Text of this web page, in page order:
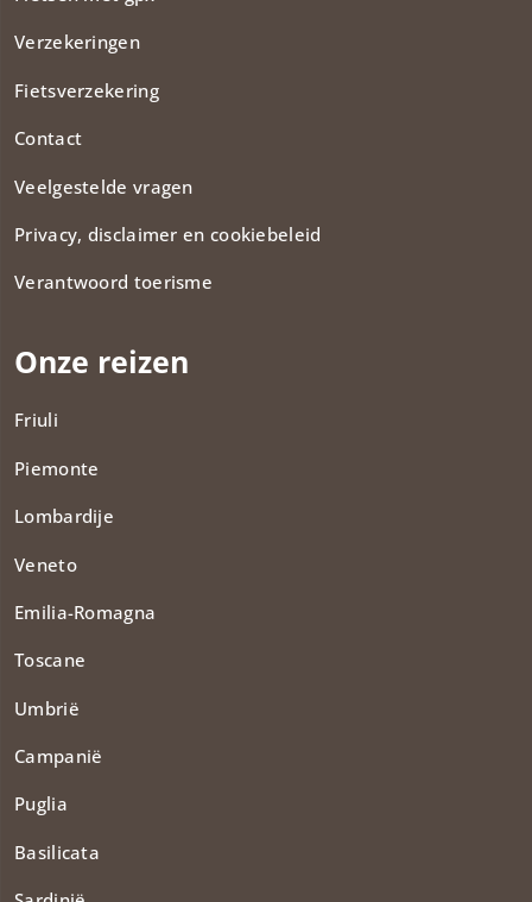
Verzekeringen
Fietsverzekering
Contact
Veelgestelde vragen
Privacy, disclaimer en cookiebeleid
Verantwoord toerisme
Onze reizen
Friuli
Piemonte
Lombardije
Veneto
Emilia-Romagna
Toscane
Umbrië
Campanië
Puglia
Basilicata